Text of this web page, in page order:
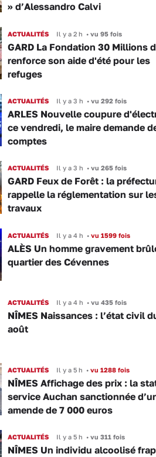
» d’Alessandro Calvi
ACTUALITÉS Il y a 2 h •vu 95 fois
GARD La Fondation 30 Millions
renforce son aide d'été pour les
refuges
ACTUALITÉS Il y a 3 h •vu 292 fois
ARLES Nouvelle coupure
ce vendredi, le maire demande
comptes
ACTUALITÉS Il y a 3 h •vu 265 fois
GARD Feux de Forêt : la
rappelle la réglementation sur
travaux
ACTUALITÉS Il y a 4 h •vu 1599 fois
ALÈS Un homme gravement
quartier des Cévennes
ACTUALITÉS Il y a 4 h •vu 435 fois
NÎMES Naissances : l’état civil
août
ACTUALITÉS Il y a 5 h •vu 1288 fois
NÎMES Affichage des prix : la
service Auchan sanctionnée
amende de 7 000 euros
ACTUALITÉS Il y a 5 h •vu 311 fois
NÎMES Un individu alcoolisé